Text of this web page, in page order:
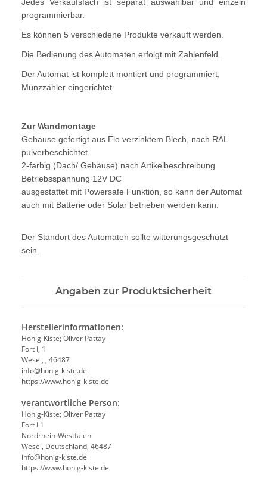
programmierbar.
Es können 5 verschiedene Produkte verkauft werden.
Die Bedienung des Automaten erfolgt mit Zahlenfeld.
Der Automat ist komplett montiert und programmiert;
Münzzähler eingerichtet.
Zur Wandmontage
Gehäuse gefertigt aus Elo verzinktem Blech, nach RAL
pulverbeschichtet
2-farbig (Dach/ Gehäuse) nach Artikelbeschreibung
Betriebsspannung 12V DC
ausgestattet mit Powersafe Funktion, so kann der Automat
auch mit Batterie oder Solar betrieben werden kann.
Der Standort des Automaten sollte witterungsgeschützt
sein.
Angaben zur Produktsicherheit
Herstellerinformationen:
Honig-Kiste; Oliver Pattay
Fort I, 1
Wesel, , 46487
info@honig-kiste.de
https://www.honig-kiste.de
verantwortliche Person:
Honig-Kiste; Oliver Pattay
Fort I 1
Nordrhein-Westfalen
Wesel, Deutschland, 46487
info@honig-kiste.de
https://www.honig-kiste.de